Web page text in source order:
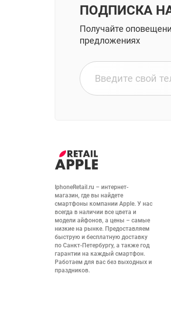
ПОДПИСКА
Получайте
предложениях
IphoneRetail.ru – интернет-
магазин, где вы найдете
смартфоны компании Apple. У нас
всегда в наличии все цвета и
модели айфонов, а цены – самые
низкие на рынке. Предоставляем
быструю и бесплатную доставку
по Санкт-Петербургу, а также год
гарантии на каждый смартфон.
Работаем для вас без выходных и
праздников.